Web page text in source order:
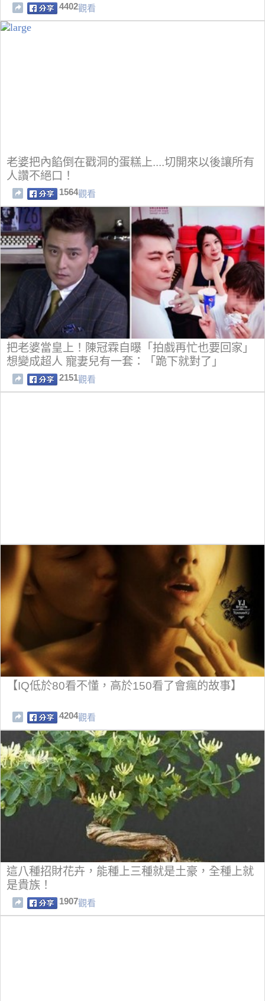
4402觀看
老婆把內餡倒在戳洞的蛋糕上....切開來以後讓所有
人讚不絕口！
1564觀看
把老婆當皇上！陳冠霖自曝「拍戲再忙也要回家」
想變成超人 寵妻兒有一套：「跪下就對了」
2151觀看
【IQ低於80看不懂，高於150看了會瘋的故事】
4204觀看
這八種招財花卉，能種上三種就是土豪，全種上就
是貴族！
1907觀看